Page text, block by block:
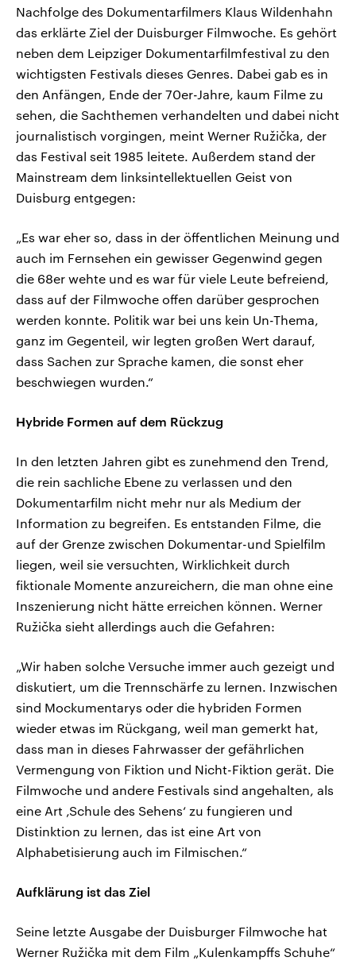
Nachfolge des Dokumentarfilmers Klaus Wildenhahn
das erklärte Ziel der Duisburger Filmwoche. Es gehört
neben dem Leipziger Dokumentarfilmfestival zu den
wichtigsten Festivals dieses Genres. Dabei gab es in
den Anfängen, Ende der 70er-Jahre, kaum Filme zu
sehen, die Sachthemen verhandelten und dabei nicht
journalistisch vorgingen, meint Werner Ružička, der
das Festival seit 1985 leitete. Außerdem stand der
Mainstream dem linksintellektuellen Geist von
Duisburg entgegen:
„Es war eher so, dass in der öffentlichen Meinung und
auch im Fernsehen ein gewisser Gegenwind gegen
die 68er wehte und es war für viele Leute befreiend,
dass auf der Filmwoche offen darüber gesprochen
werden konnte. Politik war bei uns kein Un-Thema,
ganz im Gegenteil, wir legten großen Wert darauf,
dass Sachen zur Sprache kamen, die sonst eher
beschwiegen wurden.“
Hybride Formen auf dem Rückzug
In den letzten Jahren gibt es zunehmend den Trend,
die rein sachliche Ebene zu verlassen und den
Dokumentarfilm nicht mehr nur als Medium der
Information zu begreifen. Es entstanden Filme, die
auf der Grenze zwischen Dokumentar-und Spielfilm
liegen, weil sie versuchten, Wirklichkeit durch
fiktionale Momente anzureichern, die man ohne eine
Inszenierung nicht hätte erreichen können. Werner
Ružička sieht allerdings auch die Gefahren:
„Wir haben solche Versuche immer auch gezeigt und
diskutiert, um die Trennschärfe zu lernen. Inzwischen
sind Mockumentarys oder die hybriden Formen
wieder etwas im Rückgang, weil man gemerkt hat,
dass man in dieses Fahrwasser der gefährlichen
Vermengung von Fiktion und Nicht-Fiktion gerät. Die
Filmwoche und andere Festivals sind angehalten, als
eine Art ‚Schule des Sehens‘ zu fungieren und
Distinktion zu lernen, das ist eine Art von
Alphabetisierung auch im Filmischen.“
Aufklärung ist das Ziel
Seine letzte Ausgabe der Duisburger Filmwoche hat
Werner Ružička mit dem Film „Kulenkampffs Schuhe“